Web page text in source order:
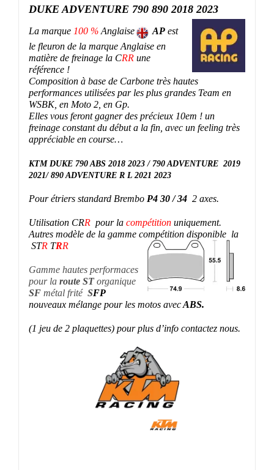
DUKE ADVENTURE 790 890 2018 2023
La marque 100 %Anglaise APest
le fleuron de la marque Anglaise en
matière de freinage la CRRune
référence !
Composition à base de Carbone très hautes
performances utilisées par les plus grandes Team en
WSBK, en Moto 2, en Gp.
Elles vous feront gagner des précieux 10em ! un
freinage constant du début a la fin, avec un feeling très
appréciable en course…
KTM DUKE 790 ABS 2018 2023 / 790 ADVENTURE 2019
2021/ 890 ADVENTURE R L 2021 2023
Pour étriers standard BremboP4 30 / 342 axes.
Utilisation CRRpour la compétitionuniquement.
Autres modèle de la gamme compétition disponible la
STRTRR
Gamme hautes performaces
pour la route STorganique
SFmétal frité SFP
nouveaux mélange pour les motos avecABS.
(1 jeu de 2 plaquettes) pour plus d’info contactez nous.